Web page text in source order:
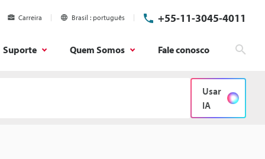
Carreira Brasil português +55-11-3045-4011
Suporte Quem Somos Fale conosco
Usar
IA